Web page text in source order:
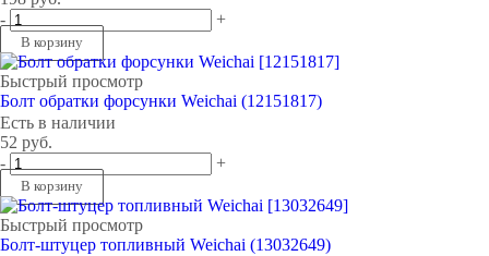
-
+
В корзину
Быстрый просмотр
Болт обратки форсунки Weichai (12151817)
Есть в наличии
52 руб.
-
+
В корзину
Быстрый просмотр
Болт-штуцер топливный Weichai (13032649)